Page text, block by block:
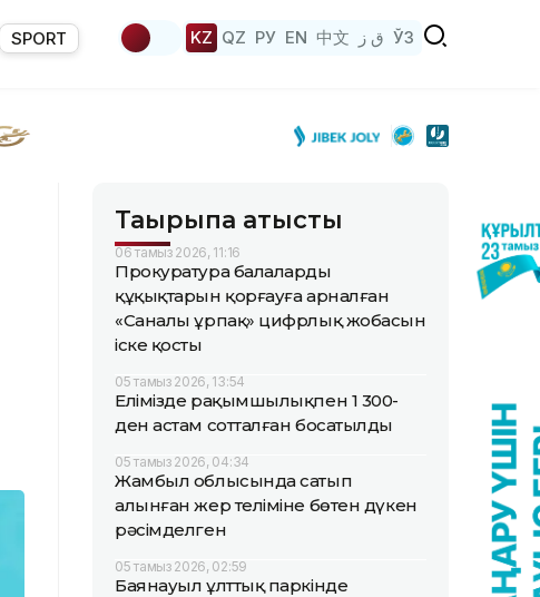
SPORT KZ QZ РУ EN 中文 ق ز ЎЗ
Тақырыпқа қатысты
06 тамыз 2026, 11:16
Прокуратура балалардың
құқықтарын қорғауға арналған
«Саналы ұрпақ» цифрлық жобасын
іске қосты
05 тамыз 2026, 13:54
Елімізде рақымшылықпен 1 300-
ден астам сотталған босатылды
05 тамыз 2026, 04:34
Жамбыл облысында сатып
алынған жер теліміне бөтен дүкен
рәсімделген
05 тамыз 2026, 02:59
Баянауыл ұлттық паркінде